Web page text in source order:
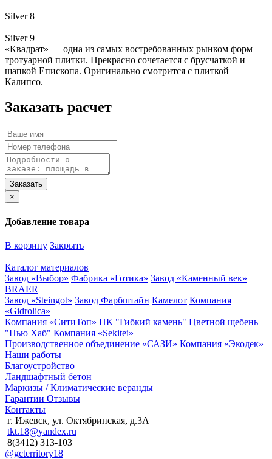
Silver 8
Silver 9
«Квадрат» — одна из самых востребованных рынком форм
тротуарной плитки. Прекрасно сочетается с брусчаткой и
шапкой Епископа. Оригинально смотрится с плиткой
Калипсо.
Заказать расчет
×
Добавление товара
В корзину Закрыть
Каталог материалов
Завод «Выбор» Фабрика «Готика» Завод «Каменный век»
BRAER
Завод «Steingot» Завод Фарбштайн Камелот Компания
«Gidrolica»
Компания «СитиТоп» ПК "Гибкий камень" Цветной щебень
"Нью Хаб" Компания «Sekitei»
Производственное объединение «САЗИ» Компания «Экодек»
Наши работы
Благоустройство
Ландшафтный бетон
Маркизы / Климатические веранды
Гарантии Отзывы
Контакты
г. Ижевск, ул. Октябринская, д.3А
tkt.18@yandex.ru
8(3412) 313-103
@gcterritory18